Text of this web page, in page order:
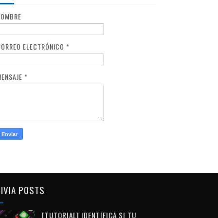
ELECTRÓNICO *
*
POSTS
[TUTORIAL] IDENTIFICA SI TU